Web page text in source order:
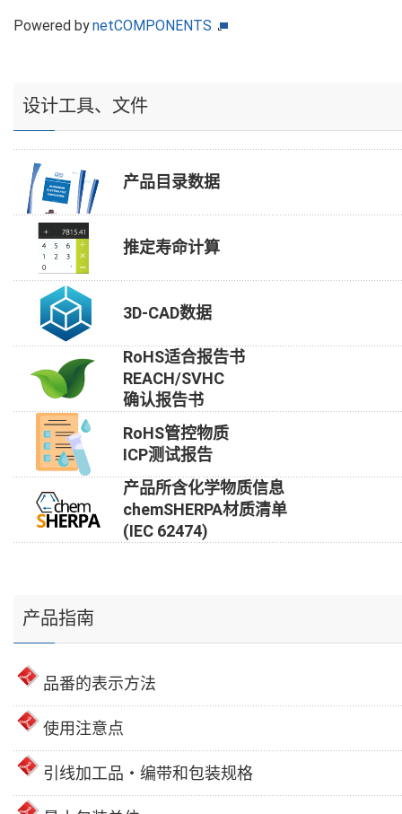
Powered bynetCOMPONENTS
设计工具、文件
产品目录数据
推定寿命计算
3D-CAD数据
RoHS适合报告书
REACH/SVHC
确认报告书
RoHS管控物质
ICP测试报告
产品所含化学物质信息
chemSHERPA材质清单
(IEC 62474)
产品指南
品番的表示方法
使用注意点
引线加工品・编带和包装规格